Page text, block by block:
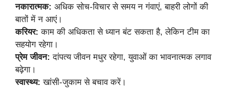
नकारात्मक: अधिक सोच-विचार से समय न गंवाएं, बाहरी लोगों की
बातों में न आएं।
करियर: काम की अधिकता से ध्यान बंट सकता है, लेकिन टीम का
सहयोग रहेगा।
प्रेम जीवन: दांपत्य जीवन मधुर रहेगा, युवाओं का भावनात्मक लगाव
बढ़ेगा।
स्वास्थ्य: खांसी-जुकाम से बचाव करें।